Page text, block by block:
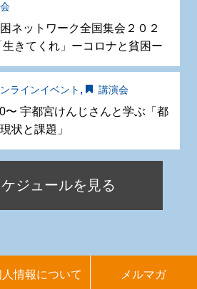
ネットワーク全国集会２０２
生きてくれ」ーコロナと貧困ー
ラインイベント , 講演会
〜 宇都宮けんじさんと学ぶ「都
状と課題」
ジュールを見る
人情報について メルマガ